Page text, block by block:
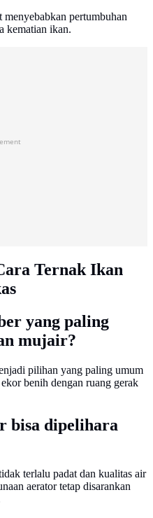
menyebabkan pertumbuhan
kematian ikan.
Ternak Ikan
yang paling
mujair?
pilihan yang paling umum
benih dengan ruang gerak
bisa dipelihara
terlalu padat dan kualitas air
aerator tetap disarankan